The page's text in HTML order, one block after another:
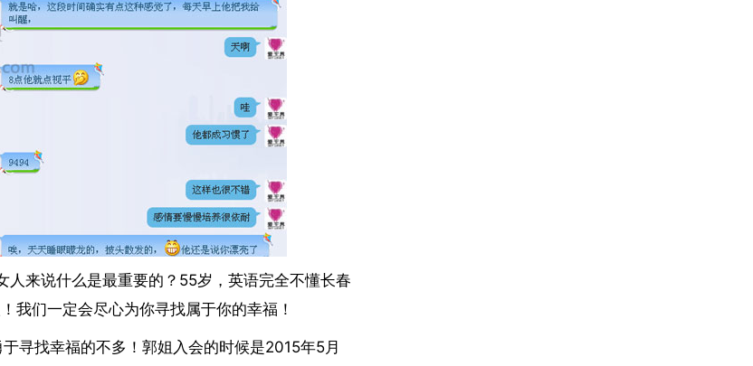
来说什么是最重要的？55岁，英语完全不懂长春
我们一定会尽心为你寻找属于你的幸福！
寻找幸福的不多！郭姐入会的时候是2015年5月